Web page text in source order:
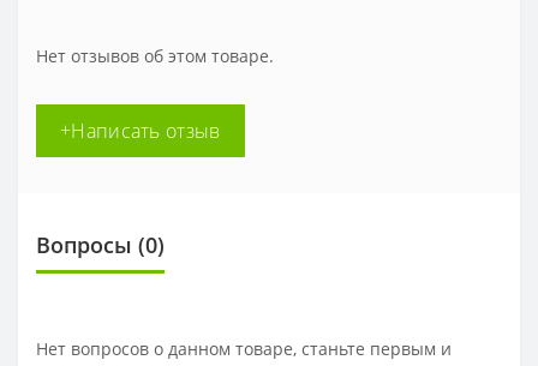
Нет отзывов об этом товаре.
+Написать отзыв
Вопросы (0)
Нет вопросов о данном товаре, станьте первым и